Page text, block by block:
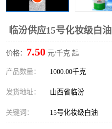
临汾供应15号化妆级白
价格： 7.50 元/千克 起
产品数量： 1000.00千克
发货地址： 山西省临汾
关键词： 15号化妆级白油